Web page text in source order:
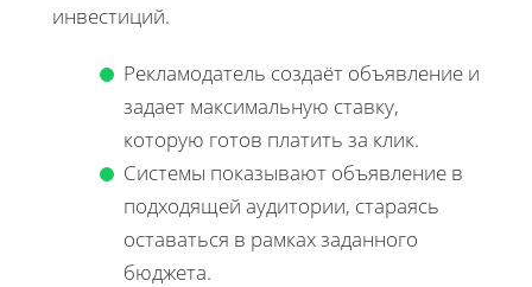
инвестиций.
Рекламодатель создаёт объявление и
задает максимальную ставку,
которую готов платить за клик.
Системы показывают объявление в
подходящей аудитории, стараясь
оставаться в рамках заданного
бюджета.